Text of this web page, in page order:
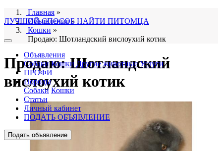
ЛУЧШИЙ СПОСОБ НАЙТИ ПИТОМЦА
Объявления
Собаки Кошки Другие животные Услуги
ПРОФИ
Породы
Собаки Кошки
Статьи
Личный кабинет
ПОДАТЬ ОБЪЯВЛЕНИЕ
Подать объявление
Главная »
Объявления»
Кошки »
Продаю: Шотландский вислоухий котик
Продаю: Шотландский
вислоухий котик